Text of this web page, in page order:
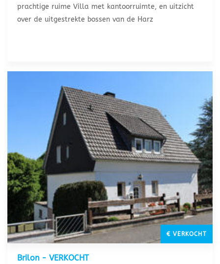
prachtige ruime Villa met kantoorruimte, en uitzicht
over de uitgestrekte bossen van de Harz
€ VERKOCHT
Brilon - VERKOCHT